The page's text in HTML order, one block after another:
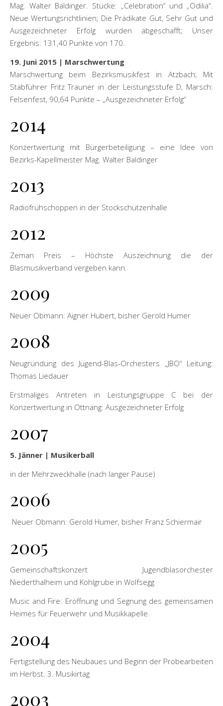
Mag. Walter Baldinger. Stücke: „Celebration“ und „Odilia“.
Neue Wertungsrichtlinien; Die Prädikate Gut, Sehr Gut und
Ausgezeichneter Erfolg wurden abgeschafft; Unser
Ergebnis: 131,40 Punkte von 170.
19. Juni 2015 | Marschwertung
Marschwertung beim Bezirksmusikfest in Atzbach; Mit
Stabführer Fritz Trauner in der Leistungsstufe D, Marsch:
Felsenfest, 90,64 Punkte – „Ausgezeichneter Erfolg“
2014
Konzertwertung mit Bürgerbeteiligung – eine Idee von
Bezirks-Kapellmeister Mag. Walter Baldinger
2013
Radiofrühschoppen in der Stockschützenhalle
2012
Zeman Preis – Höchste Auszeichnung die der
Blasmusikverband vergeben kann.
2009
Neuer Obmann: Aigner Hubert, bisher Gerold Humer
2008
Neugründung des Jugend-Blas-Orchesters „JBO“ Leitung:
Thomas Liedauer
Erstmaliges Antreten in Leistungsgruppe C bei der
Konzertwertung in Ottnang: Ausgezeichneter Erfolg
2007
5. Jänner | Musikerball
in der Mehrzweckhalle (nach langer Pause)
2006
Neuer Obmann: Gerold Humer, bisher Franz Schiermair
2005
Gemeinschaftskonzert Jugendblasorchester
Niederthalheim und Kohlgrube in Wolfsegg
Music and Fire: Eröffnung und Segnung des gemeinsamen
Heimes für Feuerwehr und Musikkapelle.
2004
Fertigstellung des Neubaues und Beginn der Probearbeiten
im Herbst. 3. Musikirtag
2003